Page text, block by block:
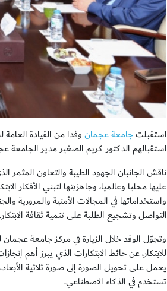
استقبلتجامعة عجمانوفدا من القيادة
استقبالهم الدكتور كريم الصغير مدير الجامعة
ناقش الجانبان الجهود الطيبة والتعاون المثمر
عليها محليا وعالميا، وجاهزيتها لتبني الأفكار
واستخداماتها في المجالات الأمنية والمرورية
التواصل وتشجيع الطلبة على تنمية ثقافة الابتكار.
وتجوّل الوفد خلال الزيارة في مركز جامعة
للابتكار، عن حائط الابتكارات الذي يبرز أهم
يعمل على تحويل الصورة إلى صورة ثلاثية
تستخدم في الذكاء الاصطناعي.